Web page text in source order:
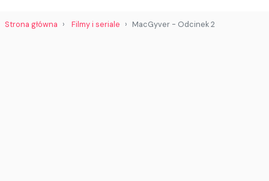
Strona główna Filmy i seriale MacGyver - Odcinek 2